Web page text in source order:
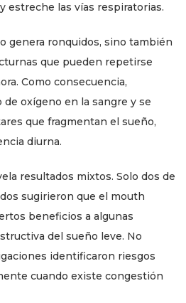
estreche las vías respiratorias.
genera ronquidos, sino también
que pueden repetirse
Como consecuencia,
oxígeno en la sangre y se
que fragmentan el sueño,
diurna.
resultados mixtos. Solo dos de
sugirieron que el mouth
beneficios a algunas
del sueño leve. No
identificaron riesgos
cuando existe congestión